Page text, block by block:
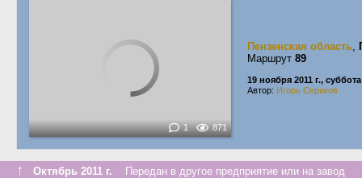
1 871
Пензенская область,
Маршрут 89
19 ноября 2011 г., суббота
Автор: Игорь Сериков
↑ Октябрь 2011 г. Передан в другое предприятие или на завод